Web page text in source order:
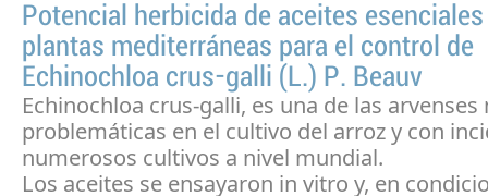
Potencial herbicida de aceites
plantas mediterráneas para el control de
Echinochloa crus-galli (L.) P. Beauv
Echinochloa crus-galli, es una de las arvenses
problemáticas en el cultivo del arroz y con
numerosos cultivos a nivel mundial.
Los aceites se ensayaron in vitro y, en